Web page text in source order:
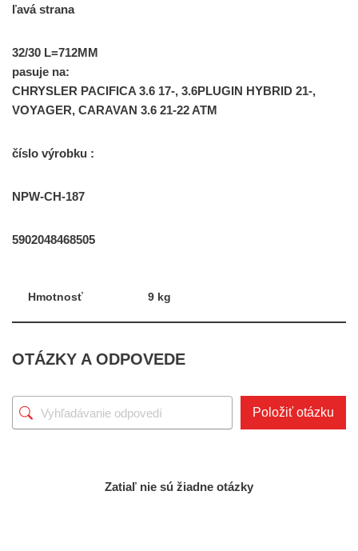
ľavá strana
32/30 L=712MM
pasuje na:
CHRYSLER PACIFICA 3.6 17-, 3.6PLUGIN HYBRID 21-,
VOYAGER, CARAVAN 3.6 21-22 ATM
číslo výrobku :
NPW-CH-187
5902048468505
Hmotnosť 9 kg
OTÁZKY A ODPOVEDE
Položiť otázku
Zatiaľ nie sú žiadne otázky